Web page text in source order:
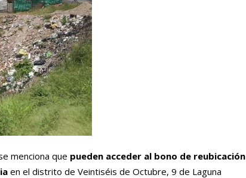
menciona que pueden acceder al bono de reubicación
en el distrito de Veintiséis de Octubre, 9 de Laguna